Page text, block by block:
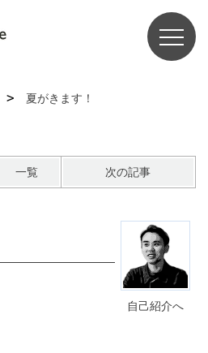
夏がきます！
一覧 次の記事
自己紹介へ